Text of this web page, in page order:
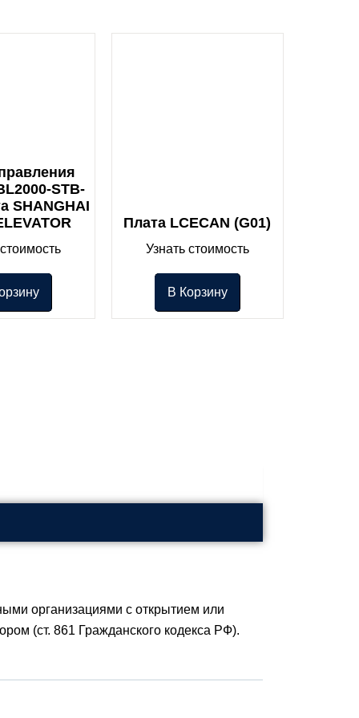
STB-
SHANGHAI
Плата LCECAN (G01)
Узнать стоимость
В Корзину
организациями с открытием или
(ст. 861 Гражданского кодекса РФ).